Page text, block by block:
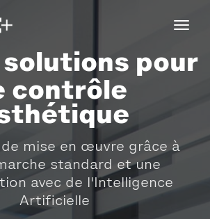
solutions pour
contrôle
mise en œuvre grâce à
standard et une
avec de l'Intelligence
Artificielle